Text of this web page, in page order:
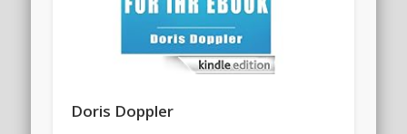
Doris Doppler